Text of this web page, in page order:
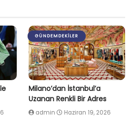
GÜNDEMDEKILER
Milano’dan İstanbul’a
Uzanan Renkli Bir Adres
admin Haziran 19, 2026